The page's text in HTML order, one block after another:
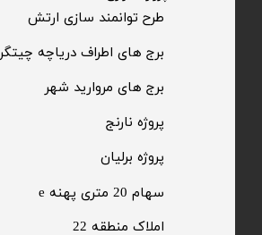
​طرح توانمند سازی ارتش
سهام 20 متری پهنه e​​​​​​​
​املاک منطقه 22
پروژه برلیان
​پروژه نارنج
​برج های اطراف دریاچه چیتگر
​برج های مروارید شهر